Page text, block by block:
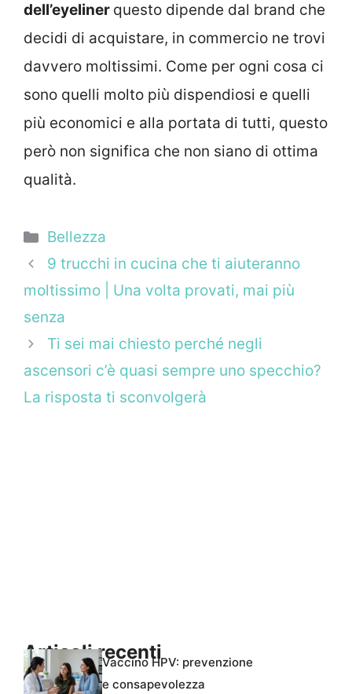
dell’eyeliner questo dipende dal brand che
decidi di acquistare, in commercio ne trovi
davvero moltissimi. Come per ogni cosa ci
sono quelli molto più dispendiosi e quelli
più economici e alla portata di tutti, questo
però non significa che non siano di ottima
qualità.
Categorie
Bellezza
9 trucchi in cucina che ti aiuteranno
moltissimo | Una volta provati, mai più
senza
Ti sei mai chiesto perché negli
ascensori c’è quasi sempre uno specchio?
La risposta ti sconvolgerà
Articoli recentiVaccino HPV: prevenzione
e consapevolezza